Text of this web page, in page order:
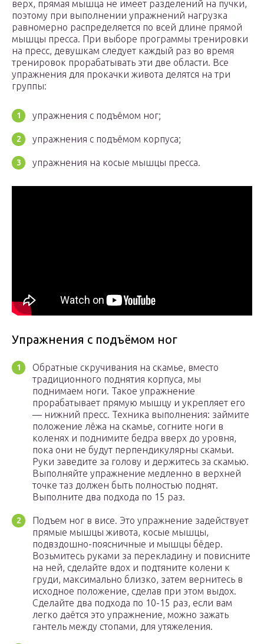
верх, прямая мышца не имеет разделений на пучки,
поэтому при выполнении упражнений нагрузка
равномерно распределяется по всей длине прямой
мышцы пресса. При выборе программы тренировки
на пресс, девушкам следует каждый раз во время
тренировок прорабатывать эти две области. Все
упражнения для прокачки живота делятся на три
группы:
упражнения с подъёмом ног;
упражнения с подъёмом корпуса;
упражнения на косые мышцы пресса.
Упражнения с подъёмом ног
Обратные скручивания на скамье, вместо
традиционного поднятия корпуса, мы
поднимаем ноги. Такое упражнение
прорабатывает прямую мышцу и укрепляет его
— нижний пресс. Техника выполнения: займите
положение лёжа на скамье, согните ноги в
коленях и поднимите бедра вверх до уровня,
пока они не будут перпендикулярны скамьи.
Руки заведите за голову и держитесь за скамью.
Выполняйте упражнение медленно в верхней
точке таз должен быть полностью поднят.
Выполните два подхода по 15 раз.
Подъем ног в висе. Это упражнение задействует
прямые мышцы живота, косые мышцы,
подвздошно-поясничные и мышцы бёдер.
Возьмитесь руками за перекладину и повисните
на ней, сделайте вдох и подтяните колени к
груди, максимально близко, затем вернитесь в
исходное положение, сделав при этом выдох.
Сделайте два подхода по 10-15 раз, если вам
легко даётся это упражнение, можно зажать
гантель между стопами, для утяжеления.